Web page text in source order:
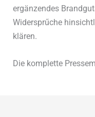
ergänzendes
Widersprűche
klären.
Die komplette